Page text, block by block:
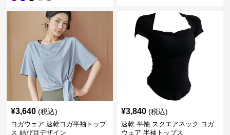
¥3,640 (税込)
ヨガウェア 速乾ヨガ半袖トップ
ス 結び目デザイン
¥3,840 (税込)
速乾 半袖 スクエアネック ヨガ
ウェア 半袖トップス